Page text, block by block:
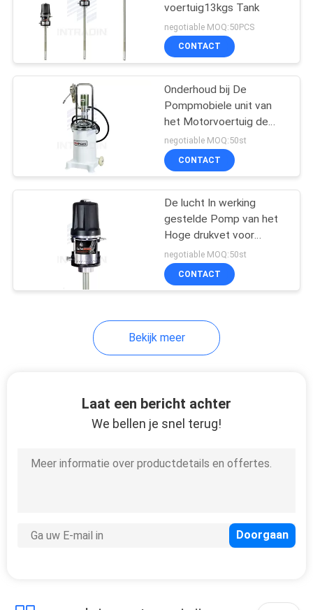
De Spoel van de
Goodyearslang
Elektrische
Kabelspoel
Digitale Oliemeter
diafragmapomp
voertuig13kgs Tank
negotiable MOQ:50PCS
CONTACT
Onderhoud bij De
Pompmobiele unit van
het Motorvoertuig de
Pneumatische Vet van
13Kgs-Tank
negotiable MOQ:50st
CONTACT
De lucht In werking
gestelde Pomp van het
Hoge drukvet voor
plotseling het Uitdelen
van Lange afstand
negotiable MOQ:50st
CONTACT
Bekijk meer
Laat een bericht achter
We bellen je snel terug!